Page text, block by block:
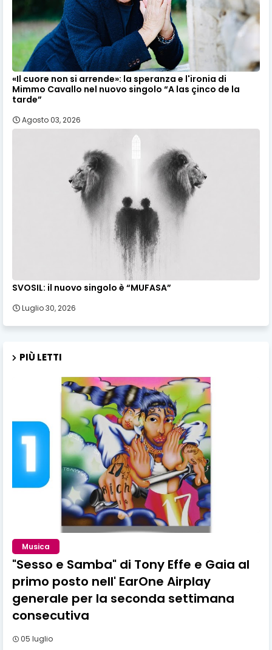
«Il cuore non si arrende»: la speranza e l'ironia di
Mimmo Cavallo nel nuovo singolo “A las çinco de la
tarde”
Agosto 03, 2026
SVOSIL: il nuovo singolo è “MUFASA”
Luglio 30, 2026
PIÙ LETTI
Musica
"Sesso e Samba" di Tony Effe e Gaia al
primo posto nell' EarOne Airplay
generale per la seconda settimana
consecutiva
05 luglio